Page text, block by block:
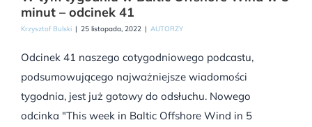
minut – odcinek 41
Krzysztof Bulski | 25 listopada, 2022 | AUTORZY
Odcinek 41 naszego cotygodniowego podcastu,
podsumowującego najważniejsze wiadomości
tygodnia, jest już gotowy do odsłuchu. Nowego
odcinka "This week in Baltic Offshore Wind in 5